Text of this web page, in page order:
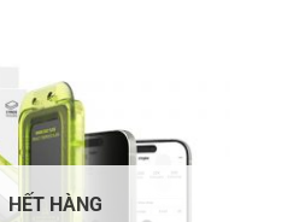
HẾT HÀNG